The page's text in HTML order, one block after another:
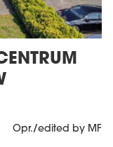
Opr./edited by MF